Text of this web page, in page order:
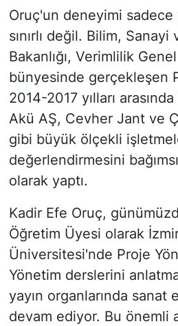
Oruç'un deneyimi
sınırlı değil. Bilim,
Bakanlığı, Verimlilik
bünyesinde gerçekleşen
2014-2017 yılları
Akü AŞ, Cevher Jant ve
gibi büyük ölçekli
değerlendirmesini
olarak yaptı.
Kadir Efe Oruç,
Öğretim Üyesi olarak
Üniversitesi'nde Proje
Yönetim derslerini
yayın organlarında sanat
devam ediyor. Bu önemli